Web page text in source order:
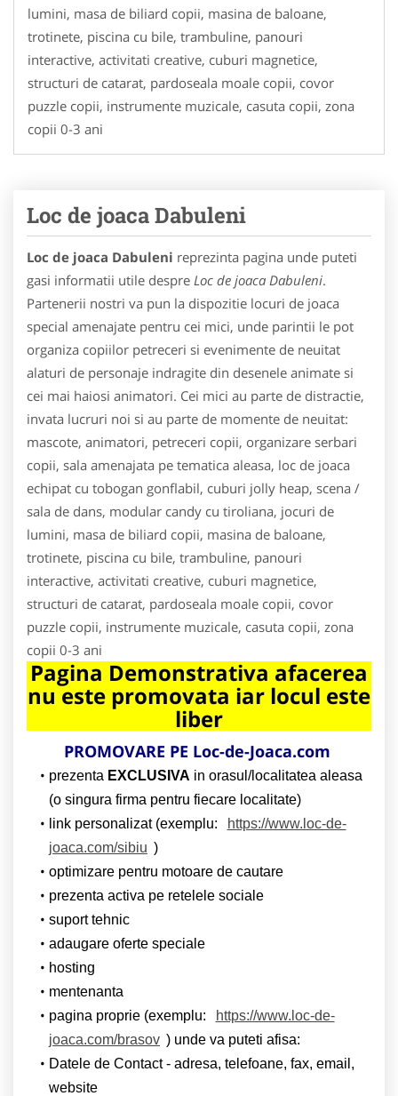
lumini, masa de biliard copii, masina de baloane,
trotinete, piscina cu bile, trambuline, panouri
interactive, activitati creative, cuburi magnetice,
structuri de catarat, pardoseala moale copii, covor
puzzle copii, instrumente muzicale, casuta copii, zona
copii 0-3 ani
Loc de joaca Dabuleni
Loc de joaca Dabuleni reprezinta pagina unde puteti
gasi informatii utile despre Loc de joaca Dabuleni.
Partenerii nostri va pun la dispozitie locuri de joaca
special amenajate pentru cei mici, unde parintii le pot
organiza copiilor petreceri si evenimente de neuitat
alaturi de personaje indragite din desenele animate si
cei mai haiosi animatori. Cei mici au parte de distractie,
invata lucruri noi si au parte de momente de neuitat:
mascote, animatori, petreceri copii, organizare serbari
copii, sala amenajata pe tematica aleasa, loc de joaca
echipat cu tobogan gonflabil, cuburi jolly heap, scena /
sala de dans, modular candy cu tiroliana, jocuri de
lumini, masa de biliard copii, masina de baloane,
trotinete, piscina cu bile, trambuline, panouri
interactive, activitati creative, cuburi magnetice,
structuri de catarat, pardoseala moale copii, covor
puzzle copii, instrumente muzicale, casuta copii, zona
copii 0-3 ani
Pagina Demonstrativa afacerea
nu este promovata iar locul este
liber
PROMOVARE PE Loc-de-Joaca.com
prezenta EXCLUSIVA in orasul/localitatea aleasa
(o singura firma pentru fiecare localitate)
link personalizat (exemplu:
https://www.loc-de-
joaca.com/sibiu )
optimizare pentru motoare de cautare
prezenta activa pe retelele sociale
suport tehnic
adaugare oferte speciale
hosting
mentenanta
pagina proprie (exemplu:
https://www.loc-de-
joaca.com/brasov ) unde va puteti afisa:
Datele de Contact - adresa, telefoane, fax, email,
website